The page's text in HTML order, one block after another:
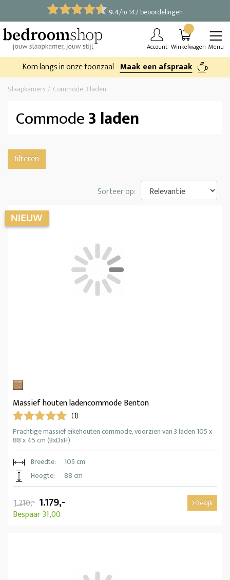
9.4/10 142 beoordelingen
Account Winkelwagen Menu
Kom langs in onze toonzaal -Maak een afspraak
Slaapkamers Commode 3 laden
Commode3 laden
filteren
Sorteer op:
Massief houten ladencommode Benton
(1)
Prachtige massief eikehouten commode, voorzien van 3 laden 105 x
88 x 45 cm (BxDxH)
Breedte:
105 cm
Hoogte:
88 cm
1.210,- 1.179,-
Bespaar 31,00
Bekijk